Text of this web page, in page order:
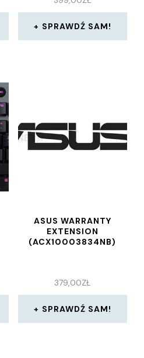
SPRAWDŹ SAM!
ASUS WARRANTY
EXTENSION
(ACX10003834NB)
379,00ZŁ
SPRAWDŹ SAM!